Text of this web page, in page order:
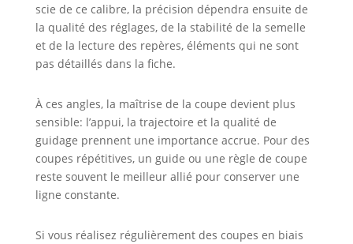
scie de ce calibre, la précision dépendra ensuite de
la qualité des réglages, de la stabilité de la semelle
et de la lecture des repères, éléments qui ne sont
pas détaillés dans la fiche.
À ces angles, la maîtrise de la coupe devient plus
sensible: l’appui, la trajectoire et la qualité de
guidage prennent une importance accrue. Pour des
coupes répétitives, un guide ou une règle de coupe
reste souvent le meilleur allié pour conserver une
ligne constante.
Si vous réalisez régulièrement des coupes en biais